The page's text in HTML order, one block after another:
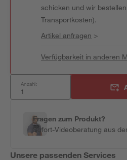
schicken und wir
Transportkosten).
Artikel anfragen >
Verfügbarkeit in anderen
Anzahl:
Fragen zum Produkt?
Sofort-Videoberatung aus
Unsere passenden Services